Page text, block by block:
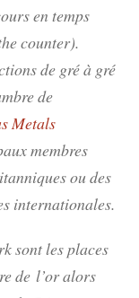
en temps
counter).
de gré à gré
de
Metals
membres
ou des
internationales.
sont les places
de l’or alors